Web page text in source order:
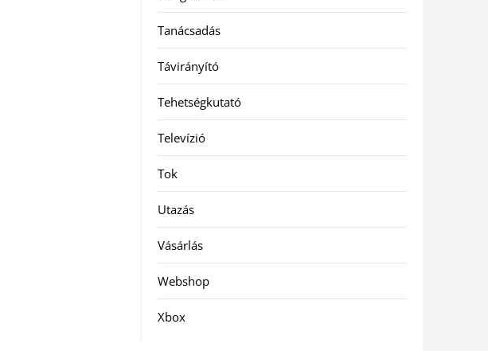
Tanácsadás
Távirányító
Tehetségkutató
Televízió
Tok
Utazás
Vásárlás
Webshop
Xbox